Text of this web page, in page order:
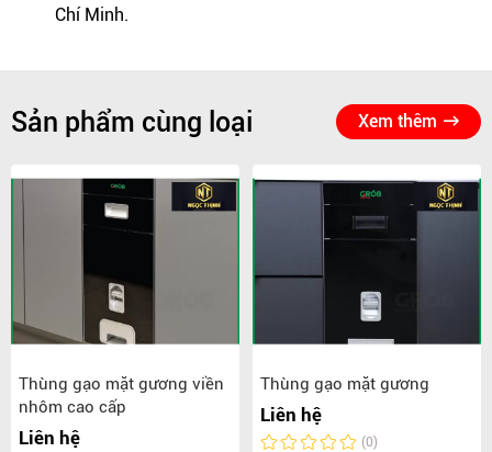
Chí Minh.
Sản phẩm cùng loại Xem thêm
Thùng gạo mặt gương viền
nhôm cao cấp
Liên hệ
Thùng gạo mặt gương
Liên hệ
(0)